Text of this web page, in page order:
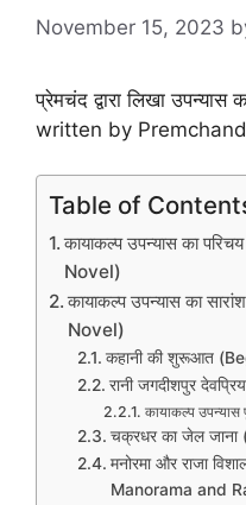
November 15, 2023
प्रेमचंद द्वारा लिखा
written by
Table of
कायाकल्प उपन्यास का
Novel)
कायाकल्प उपन्यास का
Novel)
कहानी की शुरूआत
रानी जगदीशपुर
कायाकल्प
चक्रधर का जेल
मनोरमा और राजा
Manorama and